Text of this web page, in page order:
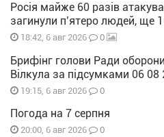
Росія майже 60 разів
загинули п’ятеро людей, ще
18:42, 6 авг 2026 0
Брифінг голови Ради
Вілкула за підсумками 06 08
19:15, 6 авг 2026 0
Погода на 7 серпня
20:00, 6 авг 2026 0